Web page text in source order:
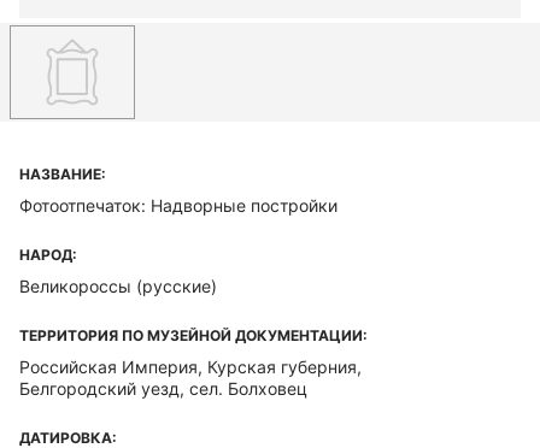
НАЗВАНИЕ:
Фотоотпечаток: Надворные постройки
НАРОД:
Великороссы (русские)
ТЕРРИТОРИЯ ПО МУЗЕЙНОЙ ДОКУМЕНТАЦИИ:
Российская Империя, Курская губерния,
Белгородский уезд, сел. Болховец
ДАТИРОВКА: